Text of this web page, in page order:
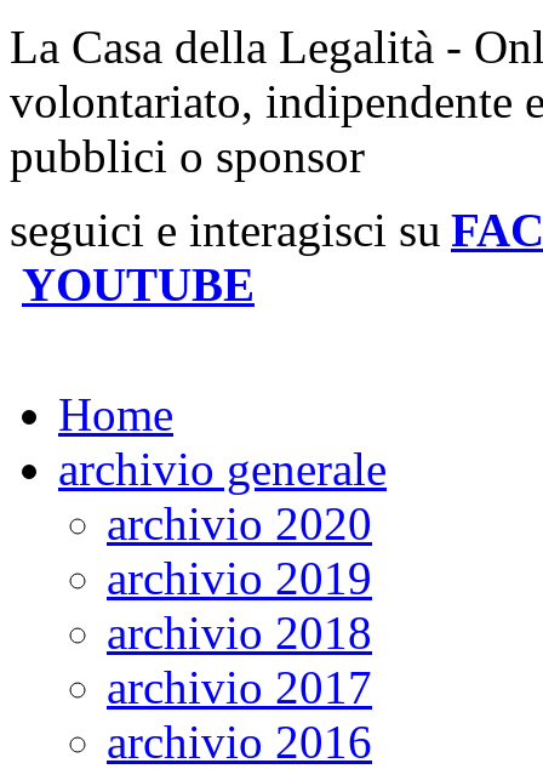
La Casa della Legalità -
volontariato, indipendente
pubblici o sponsor
seguici e interagisci su
YOUTUBE
Home
archivio generale
archivio 2020
archivio 2019
archivio 2018
archivio 2017
archivio 2016